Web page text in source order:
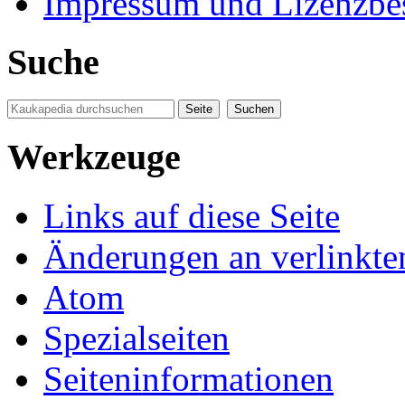
Suche
Werkzeuge
Links auf diese Seite
Änderungen an
Atom
Spezialseiten
Seiten­informationen